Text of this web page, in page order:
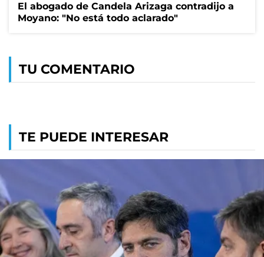
El abogado de Candela Arizaga contradijo a
Moyano: "No está todo aclarado"
TU COMENTARIO
TE PUEDE INTERESAR